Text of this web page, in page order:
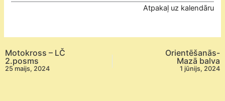
čempionāts
Atpakaļ uz kalendāru
Motokross – LČ
2.posms
25 maijs, 2024
Orientēšanās-
Mazā balva
1 jūnijs, 2024